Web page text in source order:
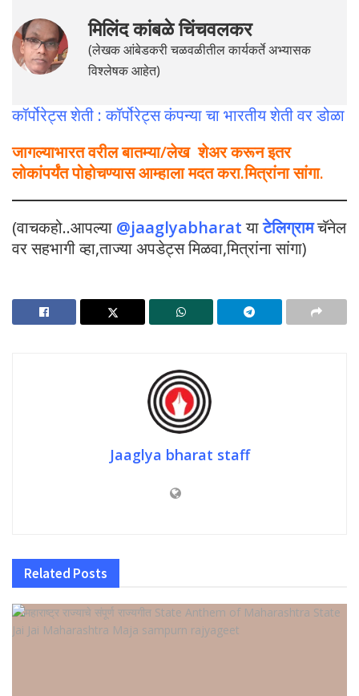
मिलिंद कांबळे चिंचवलकर
(लेखक आंबेडकरी चळवळीतील कार्यकर्ते अभ्यासक
विश्लेषक आहेत)
कॉर्पोरेट्स शेती : कॉर्पोरेट्स कंपन्या चा भारतीय शेती वर डोळा
जागल्याभारत वरील बातम्या/लेख शेअर करून इतर
लोकांपर्यंत पोहोचण्यास आम्हाला मदत करा.मित्रांना सांगा.
(वाचकहो..आपल्या @jaaglyabharat याटेलिग्रामचॅनेल
वर सहभागी व्हा,ताज्या अपडेट्स मिळवा,मित्रांना सांगा)
Jaaglya bharat staff
Related Posts